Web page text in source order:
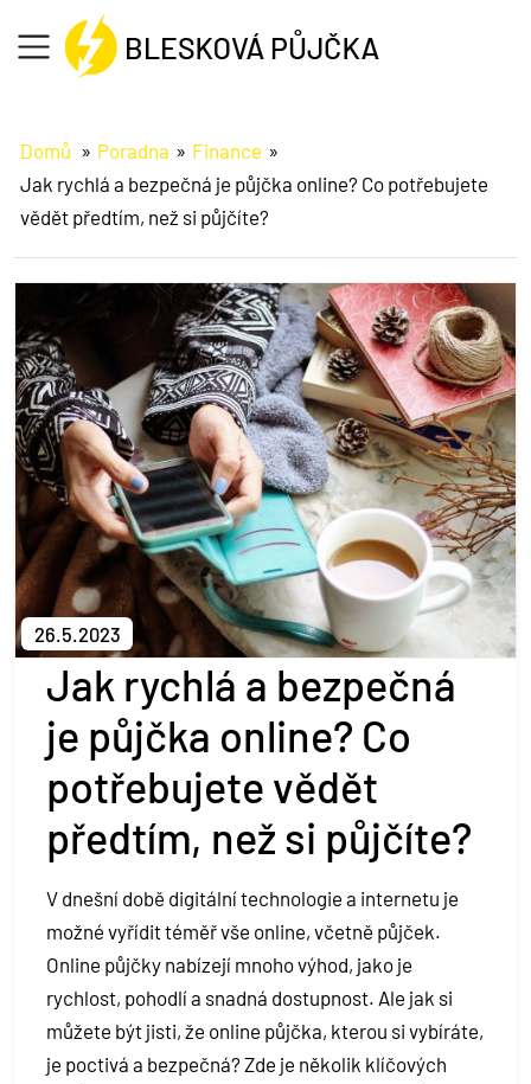
Jak na to
O půjčce
Informace
Reference
Poradna
Kontakt
Půjčit si
Domů Poradna
Finance
Jak rychlá a bezpečná je půjčka online? Co potřebujete
vědět předtím, než si půjčíte?
26.5.2023
Jak rychlá a bezpečná
je půjčka online? Co
potřebujete vědět
předtím, než si půjčíte?
V dnešní době digitální technologie a internetu je
možné vyřídit téměř vše online, včetně půjček.
Online půjčky nabízejí mnoho výhod, jako je
rychlost, pohodlí a snadná dostupnost. Ale jak si
můžete být jisti, že online půjčka, kterou si vybíráte,
je poctivá a bezpečná? Zde je několik klíčových